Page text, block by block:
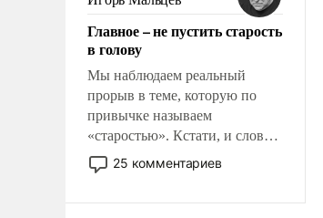
продемонстрировать, что
Украина вступила в
вооруженное противостояние
с Ираном.
Главное – не пустить старость
в голову
Мы наблюдаем реальный
прорыв в теме, которую по
привычке называем
«старостью». Кстати, и слово-
то это уже стараются не
использовать – так же, как
25 комментариев